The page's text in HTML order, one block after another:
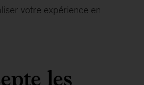
votre expérience en